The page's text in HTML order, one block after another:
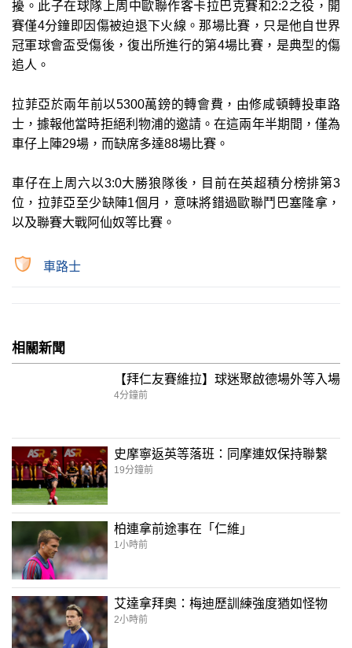
擾。此子在球隊上周中歐聯作客卡拉巴克賽和2:2之役，開
賽僅4分鐘即因傷被迫退下火線。那場比賽，只是他自世界
冠軍球會盃受傷後，復出所進行的第4場比賽，是典型的傷
追人。
拉菲亞於兩年前以5300萬鎊的轉會費，由修咸頓轉投車路
士，據報他當時拒絕利物浦的邀請。在這兩年半期間，僅為
車仔上陣29場，而缺席多達88場比賽。
車仔在上周六以3:0大勝狼隊後，目前在英超積分榜排第3
位，拉菲亞至少缺陣1個月，意味將錯過歐聯鬥巴塞隆拿，
以及聯賽大戰阿仙奴等比賽。
車路士
相關新聞
【拜仁友賽維拉】球迷聚啟德場外等入場
4分鐘前
史摩寧返英等落班：同摩連奴保持聯繫
19分鐘前
柏連拿前途事在「仁維」
1小時前
艾達拿拜奧：梅迪歷訓練強度猶如怪物
2小時前